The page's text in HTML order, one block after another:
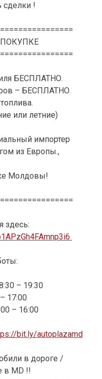
сделки !
БЕСПЛАТНО.
– БЕСПЛАТНО.
или летние)
импортер
из Европы.,
Молдовы!
здесь:
– 19:30
17:00
– 16:00
bit.ly/autoplazamd
в дороге /
в MD !!